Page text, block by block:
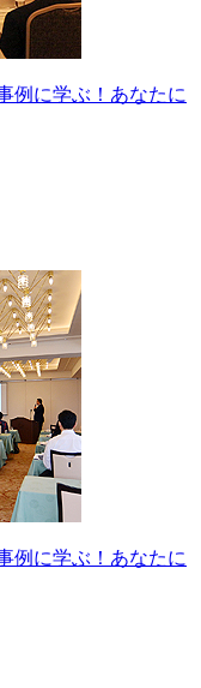
例に学ぶ！あなたに
例に学ぶ！あなたに